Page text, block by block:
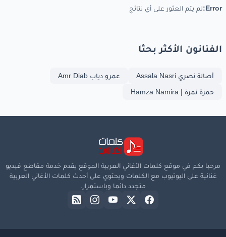
Error: لم يتم العثور على أي نتائج
الفنانون الأكثر بحثا
أصالة نصري Assala Nasri
عمرو دياب Amr Diab
حمزة نمرة | Hamza Namira
مرحبا بكم في موقع كلمات الأغاني العربية الموقع يقدم خدمة مقاطع فيديو
غنائية على اليوتيوب مع الكلمات ويحتوي على أحدث كلمات الأغاني العربية
متجدد دائما وباستمرار.